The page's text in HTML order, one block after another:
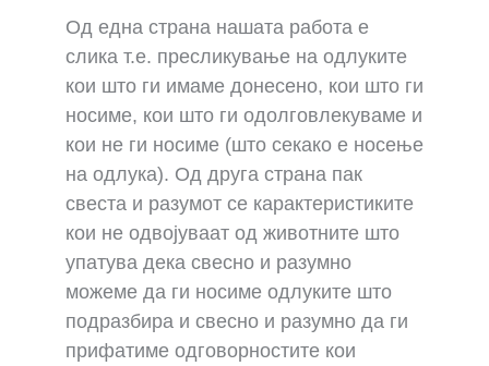
Од една страна нашата работа е
слика т.е. пресликување на одлуките
кои што ги имаме донесено, кои што ги
носиме, кои што ги одолговлекуваме и
кои не ги носиме (што секако е носење
на одлука). Од друга страна пак
свеста и разумот се карактеристиките
кои не одвојуваат од животните што
упатува дека свесно и разумно
можеме да ги носиме одлуките што
подразбира и свесно и разумно да ги
прифатиме одговорностите кои